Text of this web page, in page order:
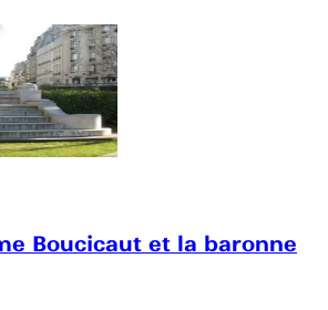
Boucicaut et la baronne